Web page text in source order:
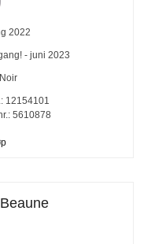
2022
- juni 2023
12154101
5610878